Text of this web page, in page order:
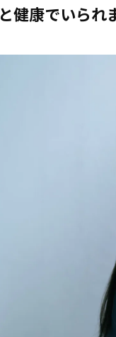
と健康でいられ